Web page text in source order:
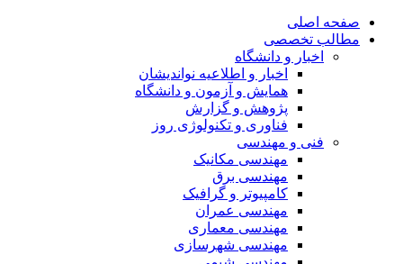
صفحه اصلی
مطالب تخصصی
اخبار و دانشگاه
اخبار و اطلاعیه نواندیشان
همایش و آزمون و دانشگاه
پژوهش و گزارش
فناوری و تکنولوژی روز
فنی و مهندسی
مهندسی مکانیک
مهندسی برق
کامپیوتر و گرافیک
مهندسی عمران
مهندسی معماری
مهندسی شهرسازی